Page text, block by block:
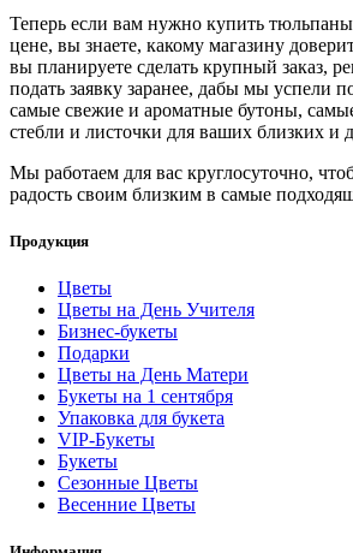
Теперь если вам нужно купить
цене, вы знаете, какому магазину
вы планируете сделать крупный заказ,
подать заявку заранее, дабы мы успели
самые свежие и ароматные бутоны,
стебли и листочки для ваших близких и
Мы работаем для вас круглосуточно,
радость своим близким в самые
Продукция
Цветы
Цветы на День Учителя
Бизнес-букеты
Подарки
Цветы на День Матери
Букеты на 1 сентября
Упаковка для букета
VIP-Букеты
Букеты
Сезонные Цветы
Весенние Цветы